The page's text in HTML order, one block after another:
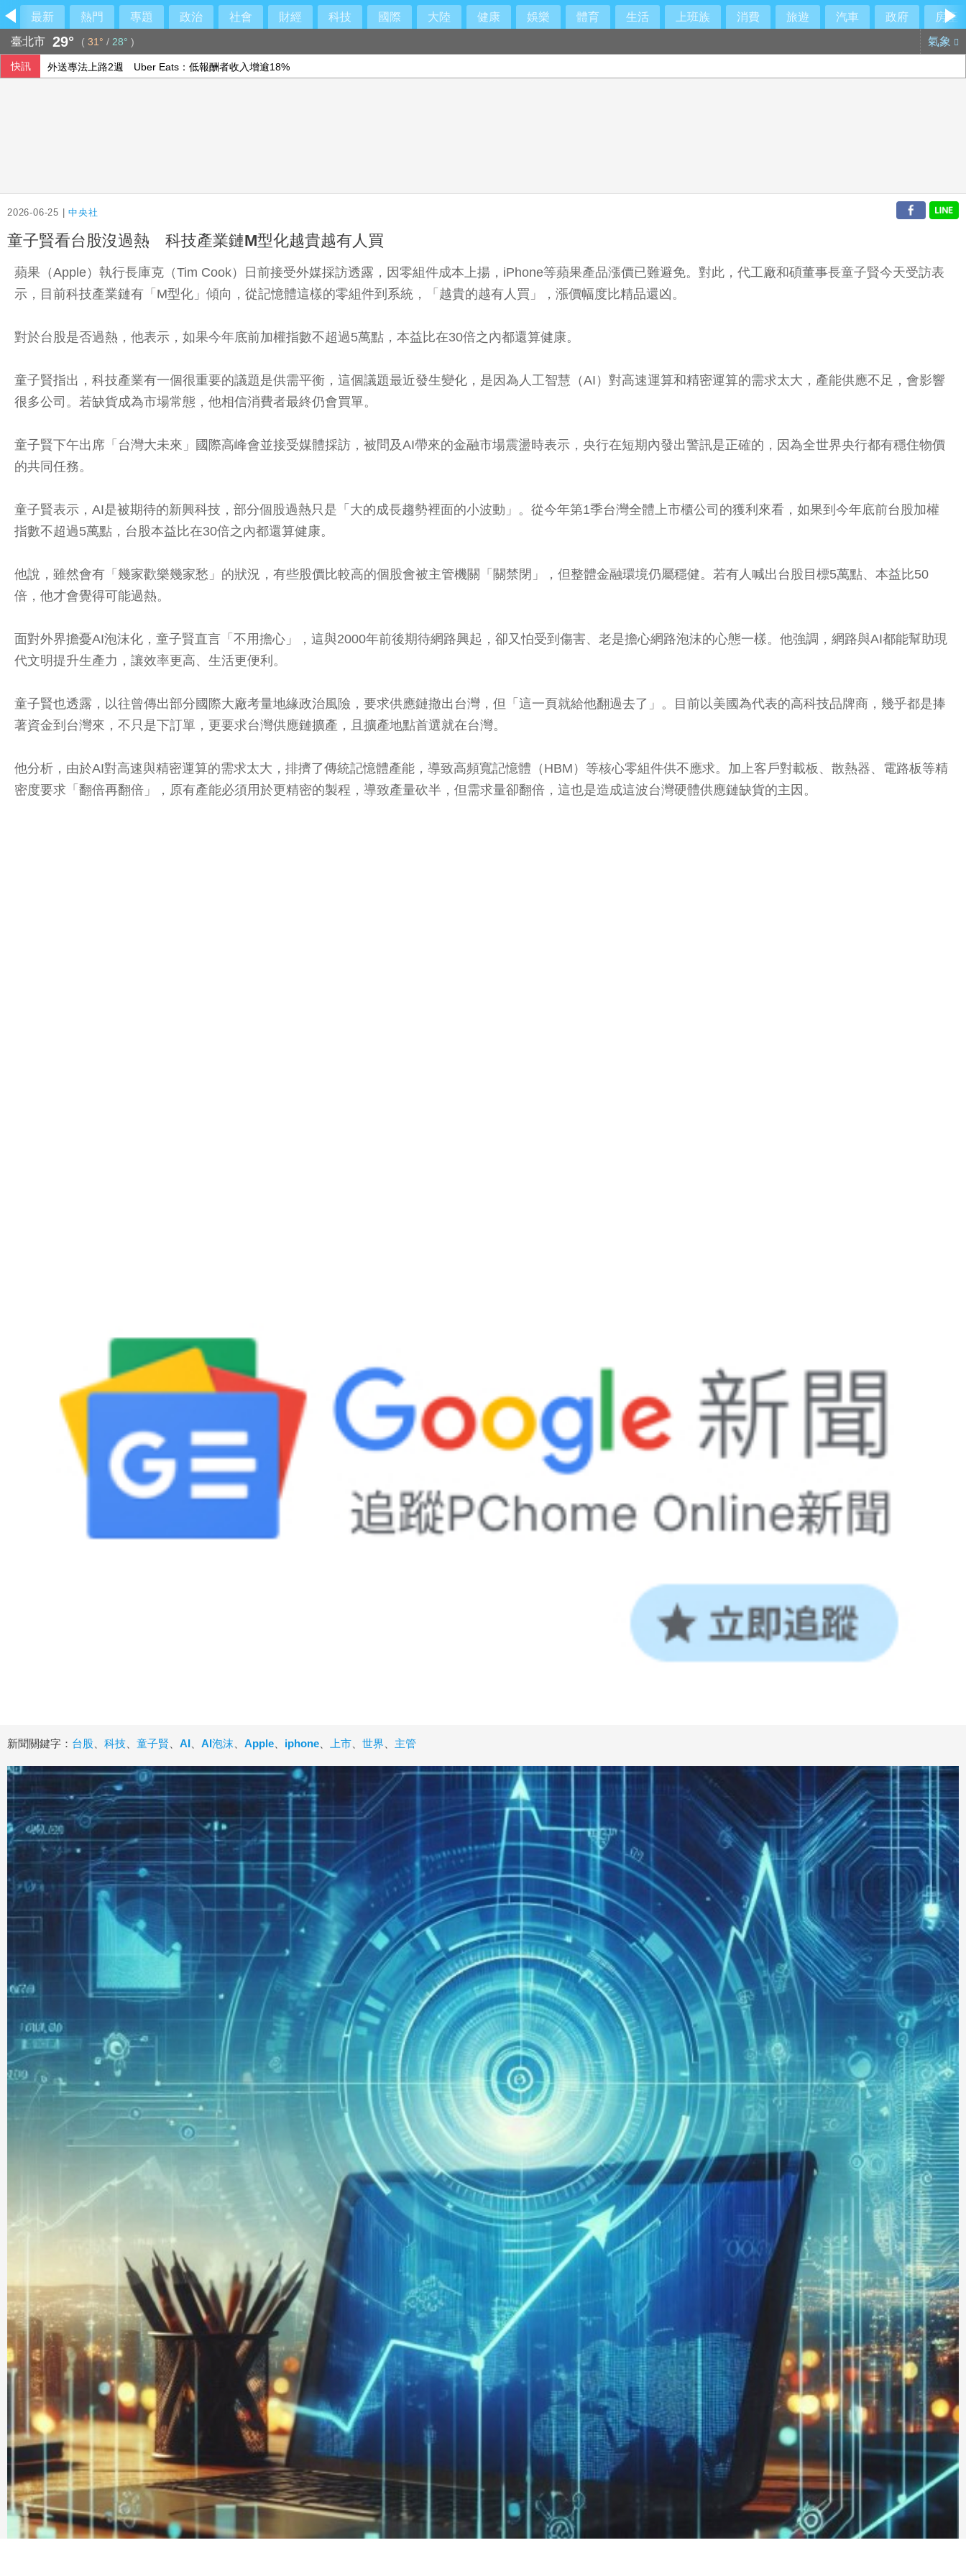
最新 熱門 專題 政治 社會 財經 科技 國際 大陸 健康 娛樂 體育 生活 上班族 消費 旅遊 汽車 政府
房產
臺北市 29° ( 31° / 28° ) 氣象
快訊 外送專法上路2週 Uber Eats：低報酬者收入增逾18%
2026-06-25 |中央社
童子賢看台股沒過熱 科技產業鏈M型化越貴越有人買
蘋果（Apple）執行長庫克（Tim Cook）日前接受外媒採訪透露，因零組件成本上揚，iPhone等蘋果產品漲價已難避免。對此，代工廠和碩董事長童子賢今天受訪表
示，目前科技產業鏈有「M型化」傾向，從記憶體這樣的零組件到系統，「越貴的越有人買」，漲價幅度比精品還凶。
對於台股是否過熱，他表示，如果今年底前加權指數不超過5萬點，本益比在30倍之內都還算健康。
童子賢指出，科技產業有一個很重要的議題是供需平衡，這個議題最近發生變化，是因為人工智慧（AI）對高速運算和精密運算的需求太大，產能供應不足，會影響
很多公司。若缺貨成為市場常態，他相信消費者最終仍會買單。
童子賢下午出席「台灣大未來」國際高峰會並接受媒體採訪，被問及AI帶來的金融市場震盪時表示，央行在短期內發出警訊是正確的，因為全世界央行都有穩住物價
的共同任務。
童子賢表示，AI是被期待的新興科技，部分個股過熱只是「大的成長趨勢裡面的小波動」。從今年第1季台灣全體上市櫃公司的獲利來看，如果到今年底前台股加權
指數不超過5萬點，台股本益比在30倍之內都還算健康。
他說，雖然會有「幾家歡樂幾家愁」的狀況，有些股價比較高的個股會被主管機關「關禁閉」，但整體金融環境仍屬穩健。若有人喊出台股目標5萬點、本益比50
倍，他才會覺得可能過熱。
面對外界擔憂AI泡沫化，童子賢直言「不用擔心」，這與2000年前後期待網路興起，卻又怕受到傷害、老是擔心網路泡沫的心態一樣。他強調，網路與AI都能幫助現
代文明提升生產力，讓效率更高、生活更便利。
童子賢也透露，以往曾傳出部分國際大廠考量地緣政治風險，要求供應鏈撤出台灣，但「這一頁就給他翻過去了」。目前以美國為代表的高科技品牌商，幾乎都是捧
著資金到台灣來，不只是下訂單，更要求台灣供應鏈擴產，且擴產地點首選就在台灣。
他分析，由於AI對高速與精密運算的需求太大，排擠了傳統記憶體產能，導致高頻寬記憶體（HBM）等核心零組件供不應求。加上客戶對載板、散熱器、電路板等精
密度要求「翻倍再翻倍」，原有產能必須用於更精密的製程，導致產量砍半，但需求量卻翻倍，這也是造成這波台灣硬體供應鏈缺貨的主因。
新聞關鍵字： 台股、 科技、 童子賢、 AI、 AI泡沫、 Apple、 iphone、 上市、 世界、 主管